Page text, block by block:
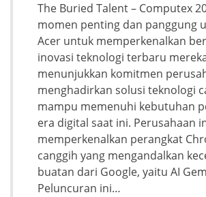
The Buried Talent – Computex
momen penting dan panggung
Acer untuk memperkenalkan
inovasi teknologi terbaru
menunjukkan komitmen
menghadirkan solusi teknologi
mampu memenuhi kebutuhan
era digital saat ini. Perusahaan
memperkenalkan perangkat
canggih yang mengandalkan
buatan dari Google, yaitu AI
Peluncuran ini…